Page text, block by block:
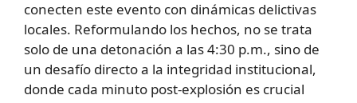
conecten este evento con dinámicas delictivas
locales. Reformulando los hechos, no se trata
solo de una detonación a las 4:30 p.m., sino de
un desafío directo a la integridad institucional,
donde cada minuto post-explosión es crucial